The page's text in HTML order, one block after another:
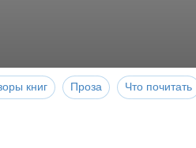
книг Проза Что почитать